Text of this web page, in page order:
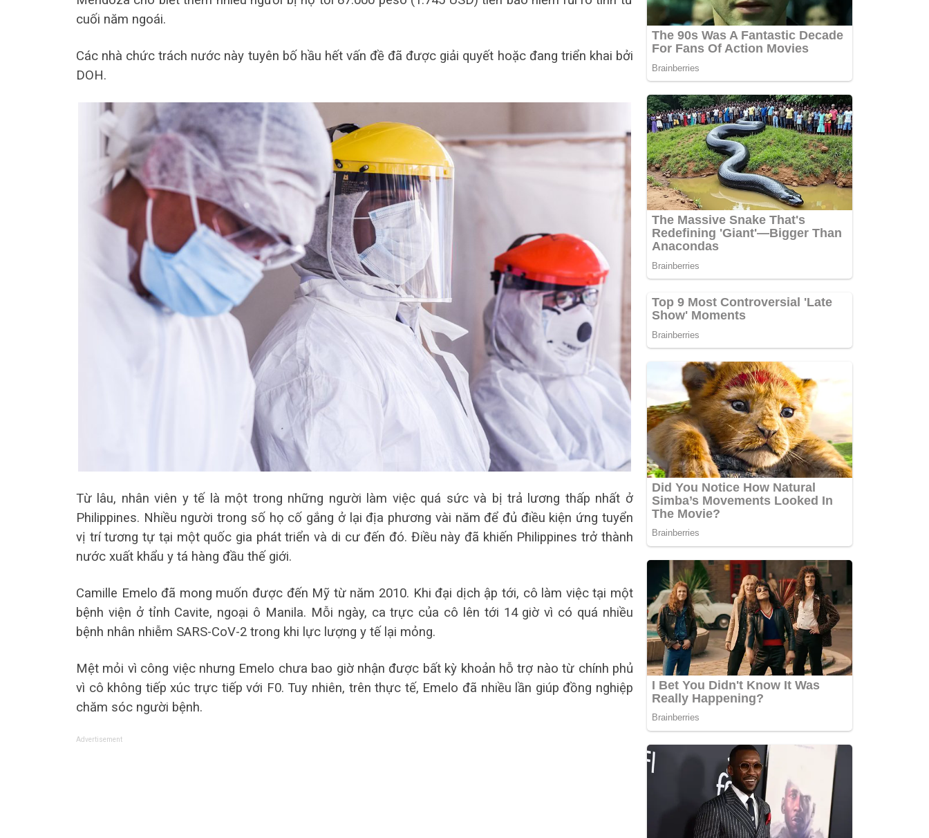
cuối năm ngoái.
Các nhà chức trách nước này tuyên bố hầu hết vấn đề đã được giải quyết hoặc đang triển khai bởi
DOH.
Từ lâu, nhân viên y tế là một trong những người làm việc quá sức và bị trả lương thấp nhất ở
Philippines. Nhiều người trong số họ cố gắng ở lại địa phương vài năm để đủ điều kiện ứng tuyển
vị trí tương tự tại một quốc gia phát triển và di cư đến đó. Điều này đã khiến Philippines trở thành
nước xuất khẩu y tá hàng đầu thế giới.
Camille Emelo đã mong muốn được đến Mỹ từ năm 2010. Khi đại dịch ập tới, cô làm việc tại một
bệnh viện ở tỉnh Cavite, ngoại ô Manila. Mỗi ngày, ca trực của cô lên tới 14 giờ vì có quá nhiều
bệnh nhân nhiễm SARS-CoV-2 trong khi lực lượng y tế lại mỏng.
Mệt mỏi vì công việc nhưng Emelo chưa bao giờ nhận được bất kỳ khoản hỗ trợ nào từ chính phủ
vì cô không tiếp xúc trực tiếp với F0. Tuy nhiên, trên thực tế, Emelo đã nhiều lần giúp đồng nghiệp
chăm sóc người bệnh.
Advertisement